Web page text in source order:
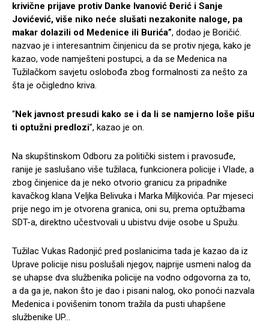
krivične prijave protiv Danke Ivanović Đerić i Sanje
Jovićević, više niko neće slušati nezakonite naloge, pa
makar dolazili od Medenice ili Burića”, dodao je Boričić.
nazvao je i interesantnim činjenicu da se protiv njega, kako je
kazao, vode namješteni postupci, a da se Medenica na
Tužilačkom savjetu oslobođa zbog formalnosti za nešto za
šta je očigledno kriva.
“Nek javnost presudi kako se i da li se namjerno loše pišu
ti optužni predlozi”, kazao je on.
Na skupštinskom Odboru za politički sistem i pravosuđe,
ranije je saslušano više tužilaca, funkcionera policije i Vlade, a
zbog činjenice da je neko otvorio granicu za pripadnike
kavačkog klana Veljka Belivuka i Marka Miljkovića. Par mjeseci
prije nego im je otvorena granica, oni su, prema optužbama
SDT-a, direktno učestvovali u ubistvu dvije osobe u Spužu.
Tužilac Vukas Radonjić pred poslanicima tada je kazao da iz
Uprave policije nisu poslušali njegov, najprije usmeni nalog da
se uhapse dva službenika policije na vodno odgovorna za to,
a da ga je, nakon što je dao i pisani nalog, oko ponoći nazvala
Medenica i povišenim tonom tražila da pusti uhapšene
službenike UP…